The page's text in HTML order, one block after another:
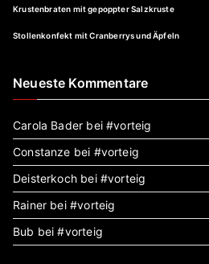
Krustenbraten mit gepoppter Salzkruste
Stollenkonfekt mit Cranberrys und Äpfeln
Neueste Kommentare
Carola Bader bei#vorteig
Constanze bei #vorteig
Deisterkochbei #vorteig
Rainer bei #vorteig
Bub bei#vorteig